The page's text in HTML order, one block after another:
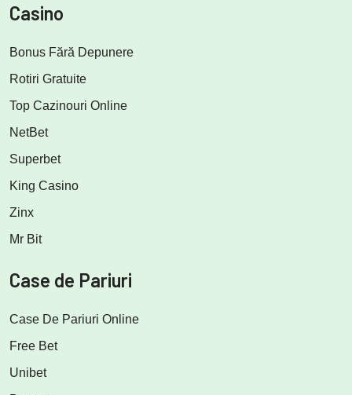
Casino
Bonus Fără Depunere
Rotiri Gratuite
Top Cazinouri Online
NetBet
Superbet
King Casino
Zinx
Mr Bit
Case de Pariuri
Case De Pariuri Online
Free Bet
Unibet